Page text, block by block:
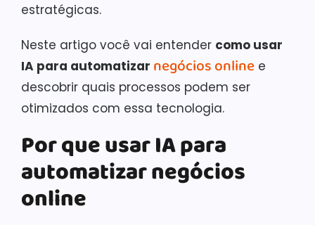
estratégicas.
Neste artigo você vai entender como usar
IA para automatizar negócios online e
descobrir quais processos podem ser
otimizados com essa tecnologia.
Por que usar IA para
automatizar negócios
online